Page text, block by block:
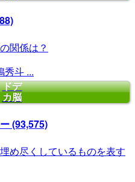
関係は？
秀斗 ...
ドデ
カ脳
(93,575)
め尽くしているものを表す